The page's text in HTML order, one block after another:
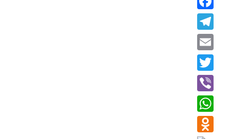
Telegram
Email
Twitter
Viber